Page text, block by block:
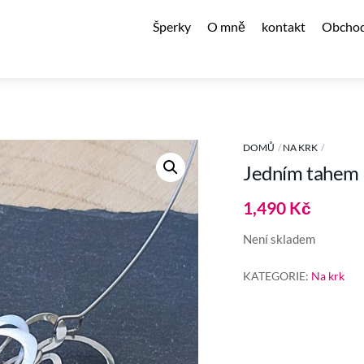
Šperky O mně kontakt
DOMŮ NA KRK
Jedním tahem
1,490 Kč
Není skladem
KATEGORIE: Na krk